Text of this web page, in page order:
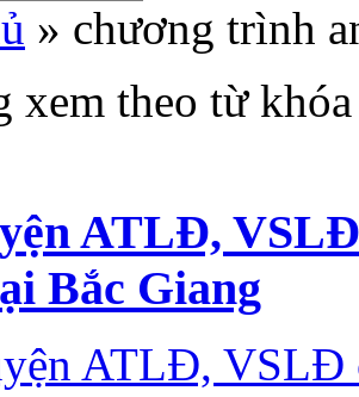
» chương trình
xem theo từ
ATLĐ,
Bắc Giang